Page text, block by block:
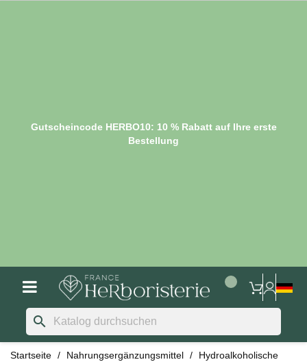
Gutscheincode HERBO10: 10 % Rabatt auf Ihre erste
Bestellung
search
Startseite Nahrungsergänzungsmittel
Hydroalkoholische